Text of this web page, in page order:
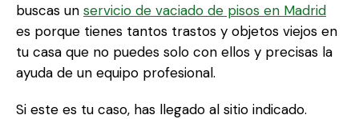
buscas un servicio de vaciado de pisos en Madrid
es porque tienes tantos trastos y objetos viejos en
tu casa que no puedes solo con ellos y precisas la
ayuda de un equipo profesional.
Si este es tu caso, has llegado al sitio indicado.